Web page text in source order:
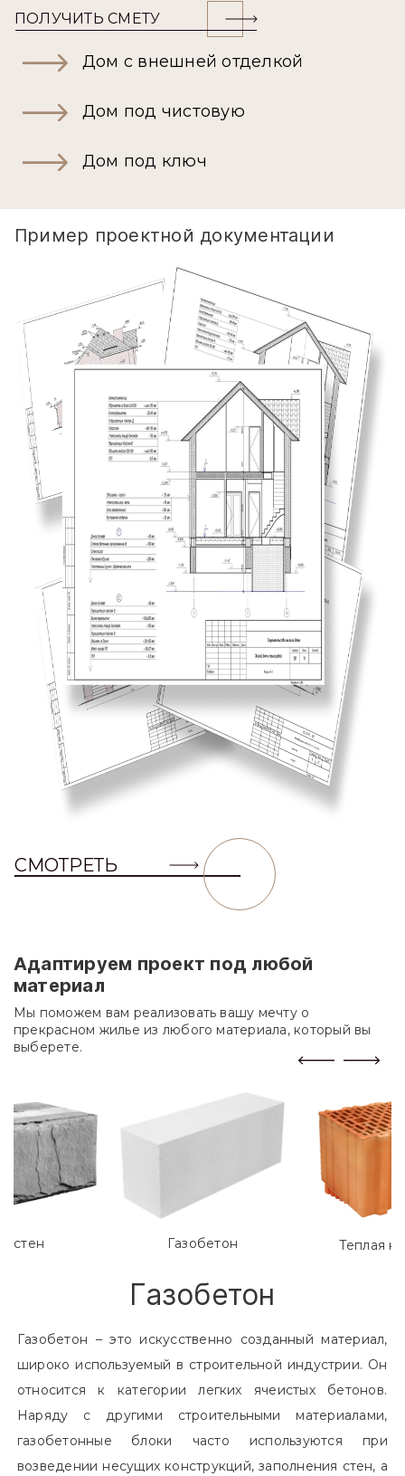
ПОЛУЧИТЬ СМЕТУ
Дом с внешней отделкой
Дом под чистовую
Дом под ключ
Пример проектной документации
СМОТРЕТЬ
Адаптируем проект под любой
материал
Мы поможем вам реализовать вашу мечту о
прекрасном жилье из любого материала, который вы
выберете.
Газобетон Теплая
Газобетон
Газобетон – это искусственно созданный материал,
широко используемый в строительной индустрии. Он
относится к категории легких ячеистых бетонов.
Наряду с другими строительными материалами,
газобетонные блоки часто используются при
возведении несущих конструкций, заполнения стен, а